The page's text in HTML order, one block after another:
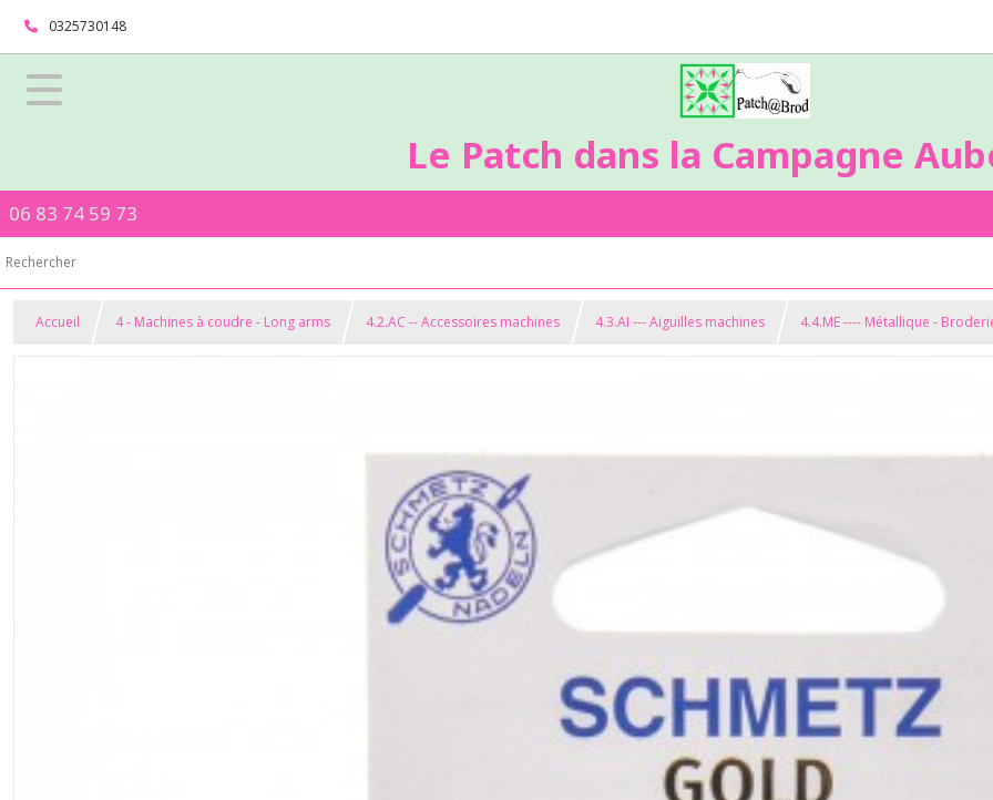
0325730148
Le Patch dans la Campagne
06 83 74 59 73
Accueil 4 - Machines à coudre - Long arms 4.2.AC -- Accessoires machines 4.3.AI --- Aiguilles machines 4.4.ME ---- Métallique -